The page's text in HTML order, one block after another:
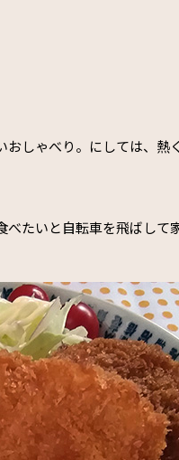
しゃべり。にしては、熱
たいと自転車を飛ばして